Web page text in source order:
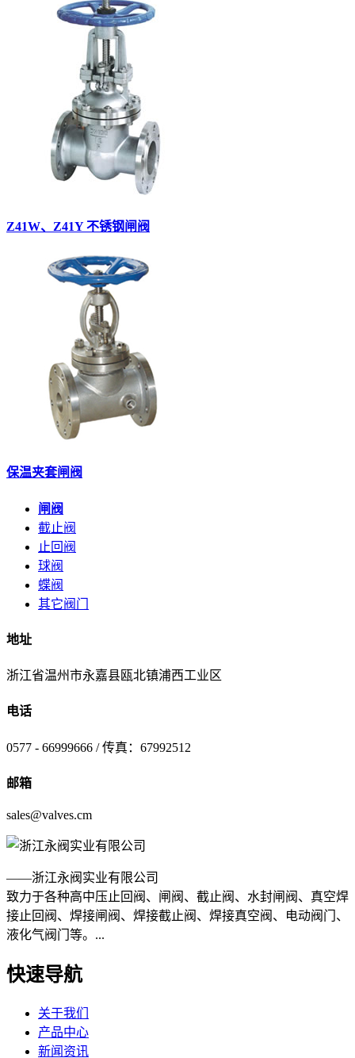
Z41W、Z41Y 不锈钢闸阀
保温夹套闸阀
闸阀
截止阀
止回阀
球阀
蝶阀
其它阀门
地址
浙江省温州市永嘉县瓯北镇浦西工业区
电话
0577 - 66999666 / 传真：67992512
邮箱
sales@valves.cm
——浙江永阀实业有限公司
致力于各种高中压止回阀、闸阀、截止阀、水封闸阀、真空焊
接止回阀、焊接闸阀、焊接截止阀、焊接真空阀、电动阀门、
液化气阀门等。...
快速导航
关于我们
产品中心
新闻资讯